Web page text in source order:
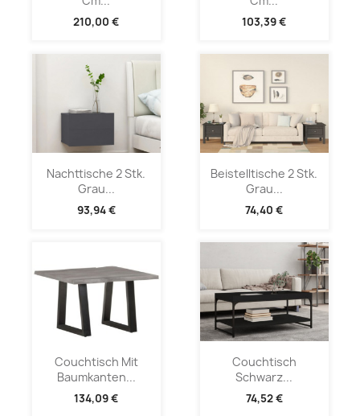
210,00 € 103,39 €
Nachttische 2 Stk.
Grau...
93,94 €
Beistelltische 2 Stk.
Grau...
74,40 €
Couchtisch Mit
Baumkanten...
134,09 €
Couchtisch
Schwarz...
74,52 €